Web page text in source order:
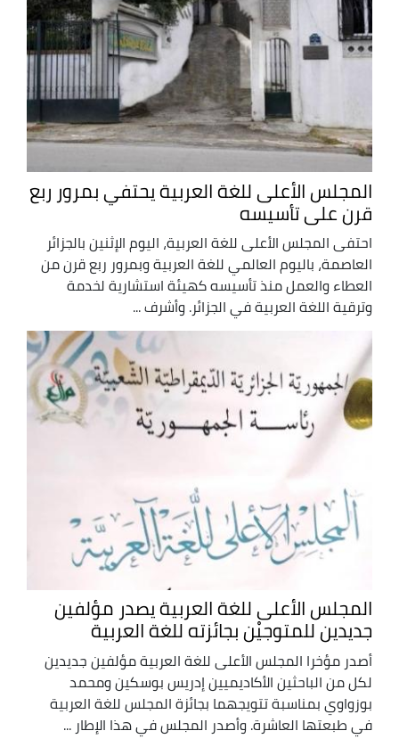
المجلس الأعلى للغة العربية يحتفي بمرور ربع
قرن على تأسيسه
احتفى المجلس الأعلى للغة العربية، اليوم الإثنين بالجزائر
العاصمة، باليوم العالمي للغة العربية وبمرور ربع قرن من
العطاء والعمل منذ تأسيسه كهيئة استشارية لخدمة
وترقية اللغة العربية في الجزائر. وأشرف ...
المجلس الأعلى للغة العربية يصدر مؤلفين
جديدين للمتوجيْن بجائزته للغة العربية
أصدر مؤخرا المجلس الأعلى للغة العربية مؤلفين جديدين
لكل من الباحثين الأكاديميين إدريس بوسكين ومحمد
بوزواوي بمناسبة تتويجهما بجائزة المجلس للغة العربية
في طبعتها العاشرة. وأصدر المجلس في هذا الإطار ...